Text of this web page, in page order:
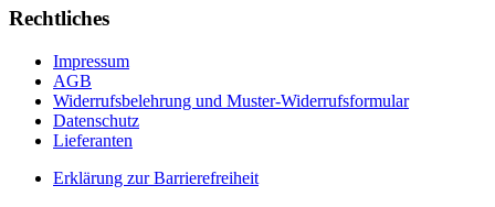
Rechtliches
Impressum
AGB
Widerrufsbelehrung und Muster-Widerrufsformular
Datenschutz
Lieferanten
Erklärung zur Barrierefreiheit